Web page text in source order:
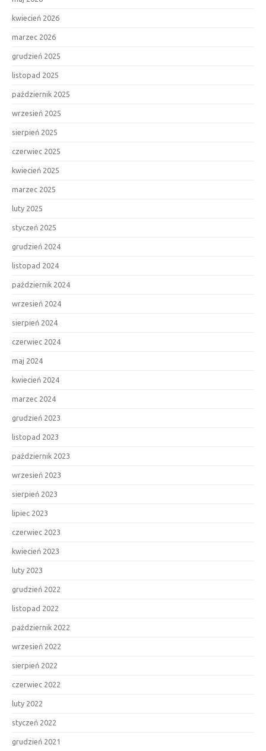
kwiecień 2026
marzec 2026
grudzień 2025
listopad 2025
październik 2025
wrzesień 2025
sierpień 2025
czerwiec 2025
kwiecień 2025
marzec 2025
luty 2025
styczeń 2025
grudzień 2024
listopad 2024
październik 2024
wrzesień 2024
sierpień 2024
czerwiec 2024
maj 2024
kwiecień 2024
marzec 2024
grudzień 2023
listopad 2023
październik 2023
wrzesień 2023
sierpień 2023
lipiec 2023
czerwiec 2023
kwiecień 2023
luty 2023
grudzień 2022
listopad 2022
październik 2022
wrzesień 2022
sierpień 2022
czerwiec 2022
luty 2022
styczeń 2022
grudzień 2021